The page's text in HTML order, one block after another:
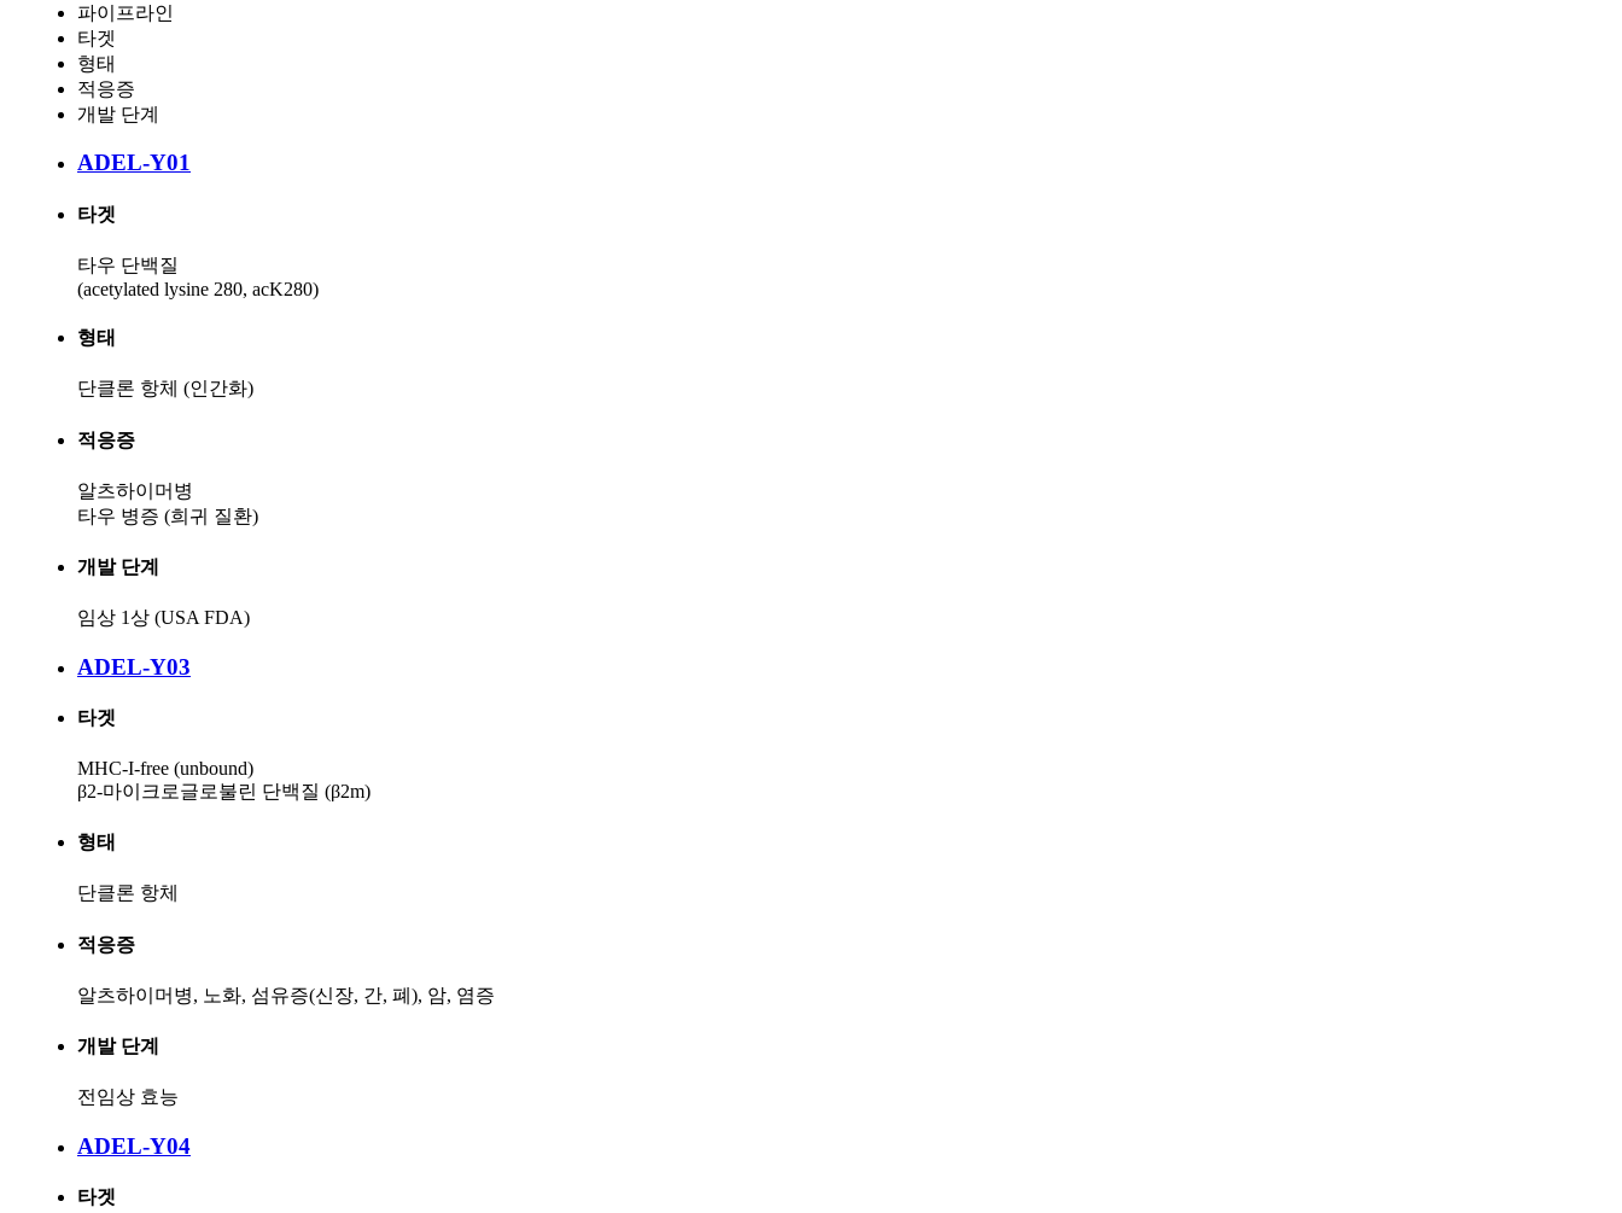
파이프라인
타겟
형태
적응증
개발 단계
ADEL-Y01
타겟
타우 단백질
(acetylated lysine 280, acK280)
형태
단클론 항체 (인간화)
적응증
알츠하이머병
타우 병증 (희귀 질환)
개발 단계
임상 1상 (USA FDA)
ADEL-Y03
타겟
MHC-I-free (unbound)
β2-마이크로글로불린 단백질 (β2m)
형태
단클론 항체
적응증
알츠하이머병, 노화, 섬유증(신장, 간, 폐), 암, 염증
개발 단계
전임상 효능
ADEL-Y04
타겟